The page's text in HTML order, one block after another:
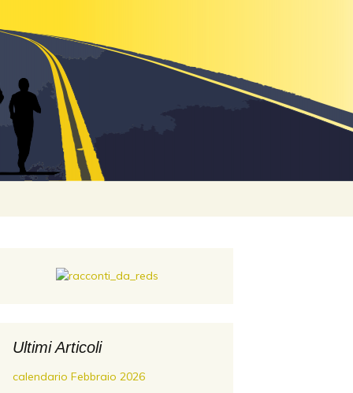
Podistico
Ultimi Articoli
calendario Febbraio 2026